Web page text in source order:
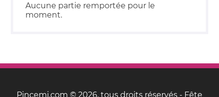
Aucune partie remportée pour le
moment.
Pincemi.com © 2026, tous droits réservés - Fête